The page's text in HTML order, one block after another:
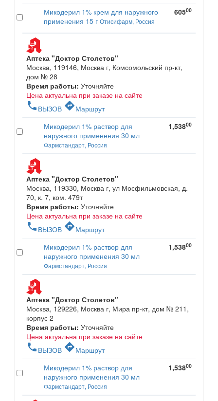
Микодерил 1% крем для наружного
применения 15 г Отисифарм, Россия
60500
Аптека "Доктор Столетов"
Москва, 119146, Москва г, Комсомольский пр-кт,
дом № 28
Время работы: Уточняйте
Цена актуальна при заказе на сайте
phone ВЫЗОВ directionsМаршрут
Микодерил 1% раствор для
наружного применения 30 мл
Фармстандарт, Россия
1,53800
Аптека "Доктор Столетов"
Москва, 119330, Москва г, ул Мосфильмовская, д.
70, к. 7, ком. 479т
Время работы: Уточняйте
Цена актуальна при заказе на сайте
phone ВЫЗОВ directionsМаршрут
Микодерил 1% раствор для
наружного применения 30 мл
Фармстандарт, Россия
1,53800
Аптека "Доктор Столетов"
Москва, 129226, Москва г, Мира пр-кт, дом № 211,
корпус 2
Время работы: Уточняйте
Цена актуальна при заказе на сайте
phone ВЫЗОВ directionsМаршрут
Микодерил 1% раствор для
наружного применения 30 мл
Фармстандарт, Россия
1,53800